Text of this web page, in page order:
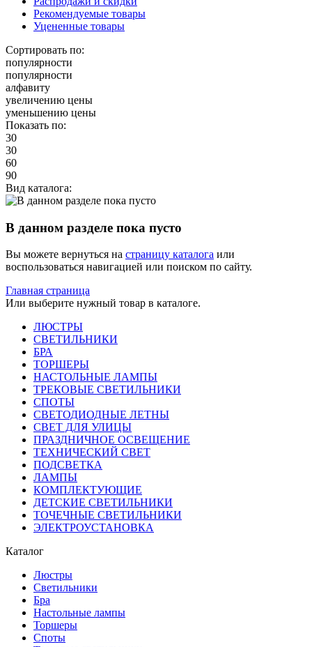
Рекомендуемые товары
Уцененные товары
Сортировать по:
популярности
популярности
алфавиту
увеличению цены
уменьшению цены
Показать по:
30
30
60
90
Вид каталога:
В данном разделе пока пусто
Вы можете вернуться на страницу каталога или
воспользоваться навигацией или поиском по сайту.
Главная страница
Или выберите нужный товар в каталоге.
ЛЮСТРЫ
СВЕТИЛЬНИКИ
БРА
ТОРШЕРЫ
НАСТОЛЬНЫЕ ЛАМПЫ
ТРЕКОВЫЕ СВЕТИЛЬНИКИ
СПОТЫ
СВЕТОДИОДНЫЕ ЛЕТНЫ
СВЕТ ДЛЯ УЛИЦЫ
ПРАЗДНИЧНОЕ ОСВЕЩЕНИЕ
ТЕХНИЧЕСКИЙ СВЕТ
ПОДСВЕТКА
ЛАМПЫ
КОМПЛЕКТУЮЩИЕ
ДЕТСКИЕ СВЕТИЛЬНИКИ
ТОЧЕЧНЫЕ СВЕТИЛЬНИКИ
ЭЛЕКТРОУСТАНОВКА
Каталог
Люстры
Светильники
Бра
Настольные лампы
Торшеры
Споты